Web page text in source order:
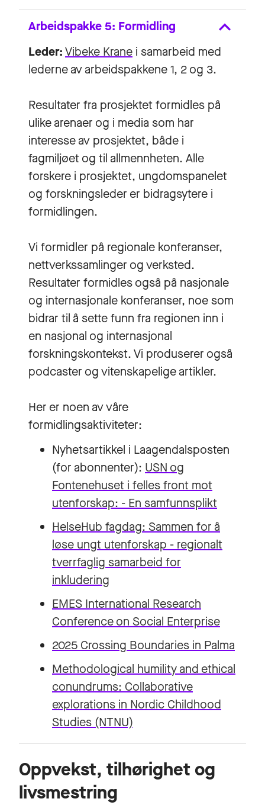
Arbeidspakke 5: Formidling
Leder:Vibeke Krane i samarbeid med
lederne av arbeidspakkene 1, 2 og 3.
Resultater fra prosjektet formidles på
ulike arenaer og i media som har
interesse av prosjektet, både i
fagmiljøet og til allmennheten. Alle
forskere i prosjektet, ungdomspanelet
og forskningsleder er bidragsytere i
formidlingen.
Vi formidler på regionale konferanser,
nettverkssamlinger og verksted.
Resultater formidles også på nasjonale
og internasjonale konferanser, noe som
bidrar til å sette funn fra regionen inn i
en nasjonal og internasjonal
forskningskontekst. Vi produserer også
podcaster og vitenskapelige artikler.
Her er noen av våre
formidlingsaktiviteter:
Nyhetsartikkel i Laagendalsposten
(for abonnenter): USN og
Fontenehuset i felles front mot
utenforskap: - En samfunnsplikt
HelseHub fagdag: Sammen for å
løse ungt utenforskap - regionalt
tverrfaglig samarbeid for
inkludering
EMES International Research
Conference on Social Enterprise
2025 Crossing Boundaries in Palma
Methodological humility and ethical
conundrums: Collaborative
explorations in Nordic Childhood
Studies (NTNU)
Oppvekst, tilhørighet og
livsmestring